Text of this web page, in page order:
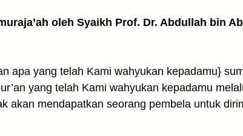
oleh Syaikh Prof. Dr. Abdullah bin
apa yang telah Kami wahyukan kepadamu}
yang telah Kami wahyukan kepadamu
akan mendapatkan seorang pembela untuk